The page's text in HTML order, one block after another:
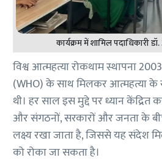
कार्यक्रम में शामिल पदाधिकारी
विश्व आत्महत्या रोकथाम स्थापना
(WHO) के साथ मिलकर आत्महत्या
थी। हर साल इस मुद्दे पर ध्यान
और संगठनों, सरकारों और जनता के
लक्ष्य रखा जाता है, जिससे यह संदेश
को रोका जा सकता है।